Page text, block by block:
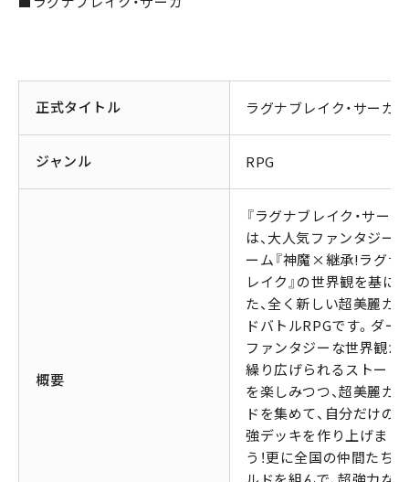
正式タイトル ラグナブレイク・サーガ
ジャンル RPG
概要
『ラグナブレイク・サーガ
は、大人気ファンタジー
ーム『神魔×継承!ラグナ
レイク』の世界観を基に
た、全く新しい超美麗カ
ドバトルRPGです。ダー
ファンタジーな世界観か
繰り広げられるストーリ
を楽しみつつ、超美麗カ
ドを集めて、自分だけの
強デッキを作り上げまし
う！更に全国の仲間たち